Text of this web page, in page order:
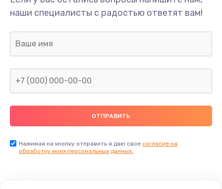
наши специалисты с радостью ответят вам!
Нажимая на кнопку отправить я даю свое согласие на
обработку моих персональных данных.